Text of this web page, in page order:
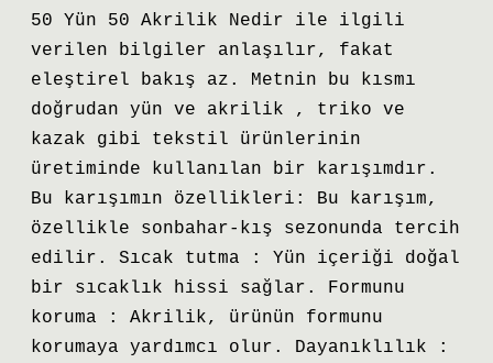
50 Yün 50 Akrilik Nedir ile ilgili
verilen bilgiler anlaşılır, fakat
eleştirel bakış az. Metnin bu kısmı
doğrudan yün ve akrilik , triko ve
kazak gibi tekstil ürünlerinin
üretiminde kullanılan bir karışımdır.
Bu karışımın özellikleri: Bu karışım,
özellikle sonbahar-kış sezonunda tercih
edilir. Sıcak tutma : Yün içeriği doğal
bir sıcaklık hissi sağlar. Formunu
koruma : Akrilik, ürünün formunu
korumaya yardımcı olur. Dayanıklılık :